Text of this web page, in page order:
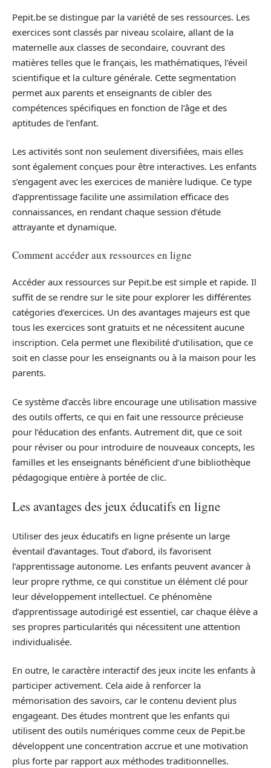
Pepit.be se distingue par la variété de ses ressources. Les
exercices sont classés par niveau scolaire, allant de la
maternelle aux classes de secondaire, couvrant des
matières telles que le français, les mathématiques, l’éveil
scientifique et la culture générale. Cette segmentation
permet aux parents et enseignants de cibler des
compétences spécifiques en fonction de l’âge et des
aptitudes de l’enfant.
Les activités sont non seulement diversifiées, mais elles
sont également conçues pour être interactives. Les enfants
s’engagent avec les exercices de manière ludique. Ce type
d’apprentissage facilite une assimilation efficace des
connaissances, en rendant chaque session d’étude
attrayante et dynamique.
Comment accéder aux ressources en ligne
Accéder aux ressources sur Pepit.be est simple et rapide. Il
suffit de se rendre sur le site pour explorer les différentes
catégories d’exercices. Un des avantages majeurs est que
tous les exercices sont gratuits et ne nécessitent aucune
inscription. Cela permet une flexibilité d’utilisation, que ce
soit en classe pour les enseignants ou à la maison pour les
parents.
Ce système d’accès libre encourage une utilisation massive
des outils offerts, ce qui en fait une ressource précieuse
pour l’éducation des enfants. Autrement dit, que ce soit
pour réviser ou pour introduire de nouveaux concepts, les
familles et les enseignants bénéficient d’une bibliothèque
pédagogique entière à portée de clic.
Les avantages des jeux éducatifs en ligne
Utiliser des jeux éducatifs en ligne présente un large
éventail d’avantages. Tout d’abord, ils favorisent
l’apprentissage autonome. Les enfants peuvent avancer à
leur propre rythme, ce qui constitue un élément clé pour
leur développement intellectuel. Ce phénomène
d’apprentissage autodirigé est essentiel, car chaque élève a
ses propres particularités qui nécessitent une attention
individualisée.
En outre, le caractère interactif des jeux incite les enfants à
participer activement. Cela aide à renforcer la
mémorisation des savoirs, car le contenu devient plus
engageant. Des études montrent que les enfants qui
utilisent des outils numériques comme ceux de Pepit.be
développent une concentration accrue et une motivation
plus forte par rapport aux méthodes traditionnelles.